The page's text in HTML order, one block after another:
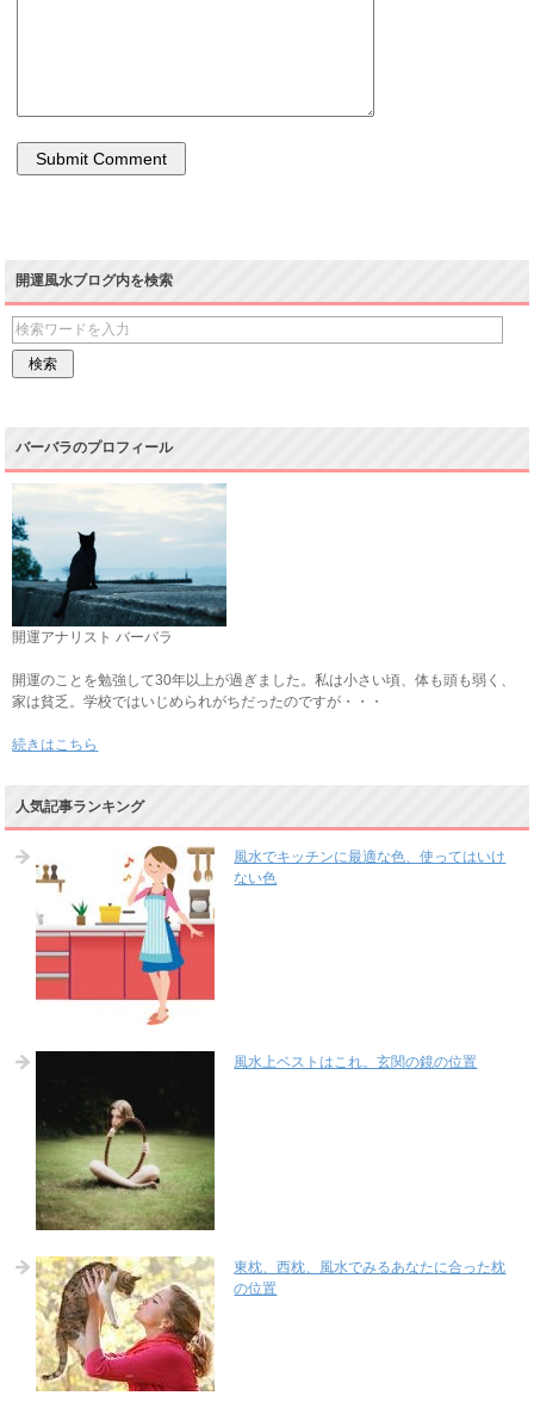
開運風水ブログ内を検索
バーバラのプロフィール
開運アナリスト バーバラ
開運のことを勉強して30年以上が過ぎました。私は小さい頃、体も頭も弱く、
家は貧乏。学校ではいじめられがちだったのですが・・・
続きはこちら
人気記事ランキング
風水でキッチンに最適な色、使ってはいけ
ない色
風水上ベストはこれ。玄関の鏡の位置
東枕、西枕、風水でみるあなたに合った枕
の位置